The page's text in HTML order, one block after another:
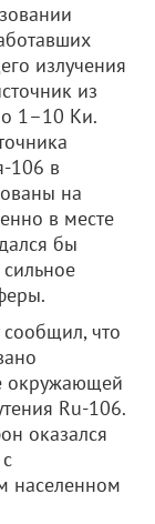
излучения
из
1–10 Ки.
106 в
на
в месте
бы
что
окружающей
Ru-106.
оказался
населенном